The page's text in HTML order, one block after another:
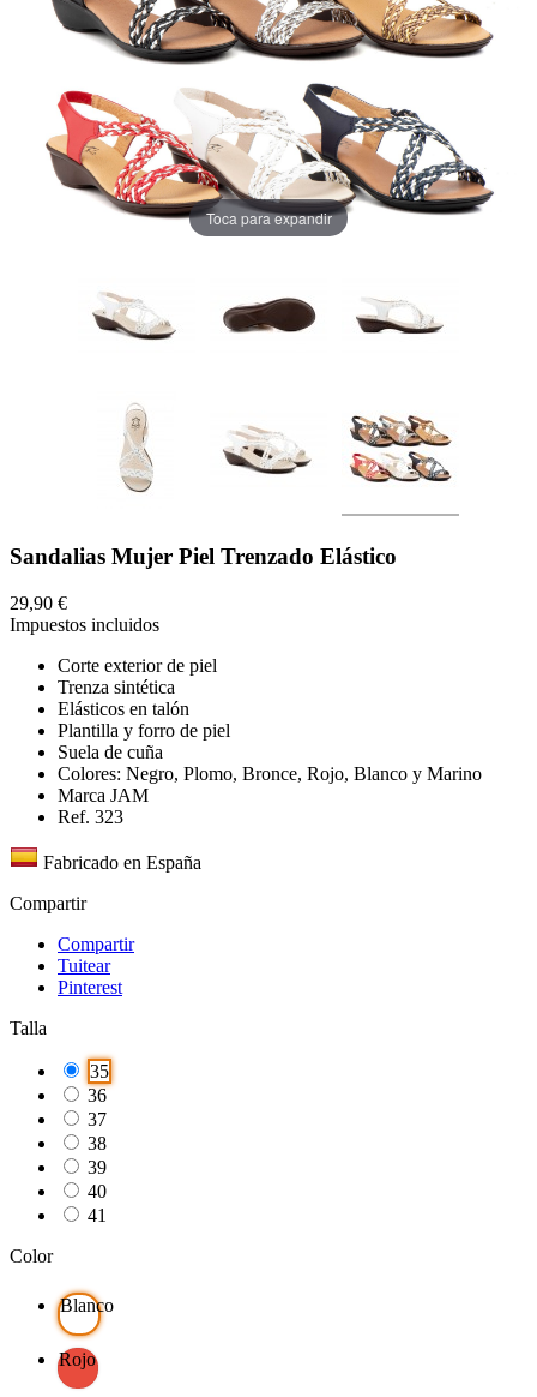
Toca para expandir
Sandalias Mujer Piel Trenzado Elástico
29,90 €
Impuestos incluidos
Corte exterior de piel
Trenza sintética
Elásticos en talón
Plantilla y forro de piel
Suela de cuña
Colores: Negro, Plomo, Bronce, Rojo, Blanco y Marino
Marca JAM
Ref. 323
Fabricado en España
Compartir
Compartir
Tuitear
Pinterest
Talla
35
36
37
38
39
40
41
Color
Blanco
Rojo